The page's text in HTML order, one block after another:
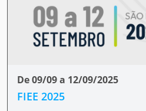
De 09/09 a 12/09/2025
FIEE 2025